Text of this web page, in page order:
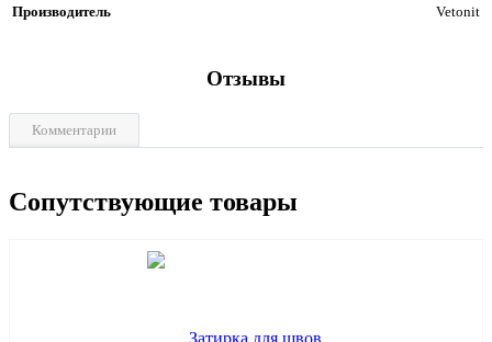
Производитель Vetonit
Отзывы
Комментарии
Сопутствующие товары